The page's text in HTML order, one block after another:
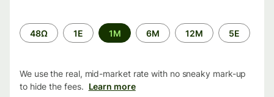
Time
period
48Ω 1Ε 1M 6M 12M 5Ε
We use the real, mid-market rate with no sneaky mark-up
to hide the fees. Learn more